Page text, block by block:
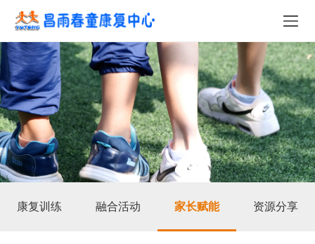
康复训练 融合活动 家长赋能 资源分享